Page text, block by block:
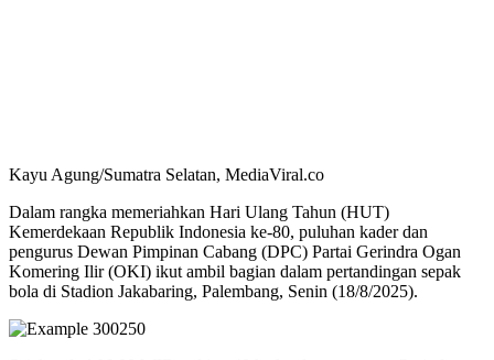
Kayu Agung/Sumatra Selatan, MediaViral.co
Dalam rangka memeriahkan Hari Ulang Tahun (HUT)
Kemerdekaan Republik Indonesia ke-80, puluhan kader dan
pengurus Dewan Pimpinan Cabang (DPC) Partai Gerindra Ogan
Komering Ilir (OKI) ikut ambil bagian dalam pertandingan sepak
bola di Stadion Jakabaring, Palembang, Senin (18/8/2025).